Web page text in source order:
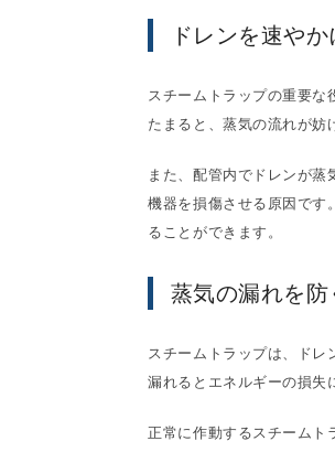
ドレンを速や
スチームトラップの重要
たまると、蒸気の流れが妨
また、配管内でドレンが蒸
機器を損傷させる原因です
ることができます。
蒸気の漏れを防
スチームトラップは、ド
漏れるとエネルギーの損失
正常に作動するスチームト